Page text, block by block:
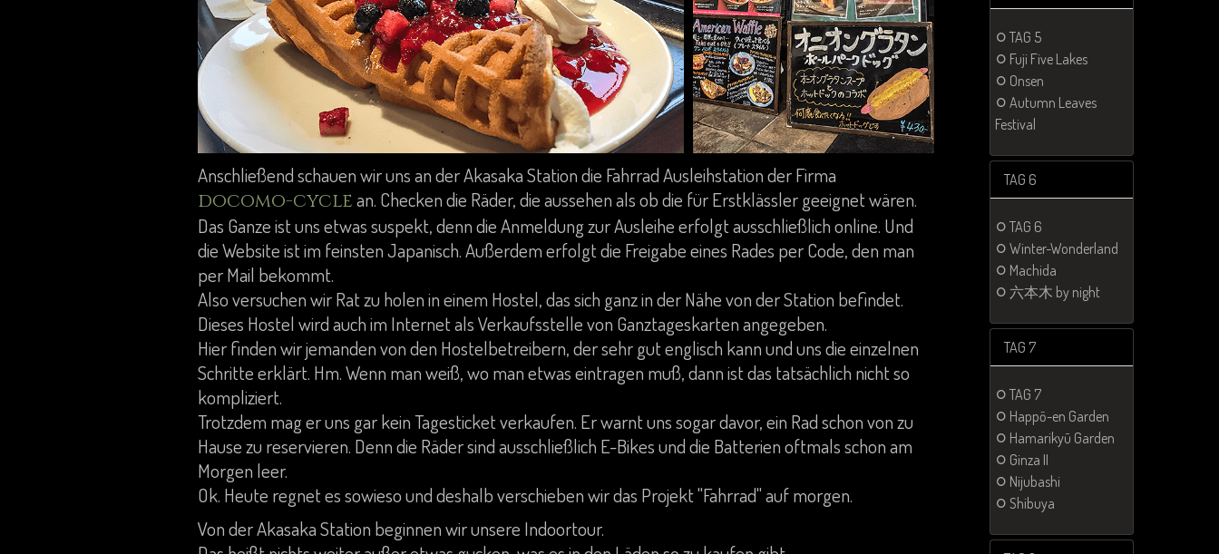
Anschließend schauen wir uns an der Akasaka Station die Fahrrad Ausleihstation der Firma
docomo-cyclean. Checken die Räder, die aussehen als ob die für Erstklässler geeignet wären.
Das Ganze ist uns etwas suspekt, denn die Anmeldung zur Ausleihe erfolgt ausschließlich online. Und
die Website ist im feinsten Japanisch. Außerdem erfolgt die Freigabe eines Rades per Code, den man
per Mail bekommt.
Also versuchen wir Rat zu holen in einem Hostel, das sich ganz in der Nähe von der Station befindet.
Dieses Hostel wird auch im Internet als Verkaufsstelle von Ganztageskarten angegeben.
Hier finden wir jemanden von den Hostelbetreibern, der sehr gut englisch kann und uns die einzelnen
Schritte erklärt. Hm. Wenn man weiß, wo man etwas eintragen muß, dann ist das tatsächlich nicht so
kompliziert.
Trotzdem mag er uns gar kein Tagesticket verkaufen. Er warnt uns sogar davor, ein Rad schon von zu
Hause zu reservieren. Denn die Räder sind ausschließlich E-Bikes und die Batterien oftmals schon am
Morgen leer.
Ok. Heute regnet es sowieso und deshalb verschieben wir das Projekt "Fahrrad" auf morgen.
Von der Akasaka Station beginnen wir unsere Indoortour.
TAG 5
Fuji Five Lakes
Onsen
Autumn Leaves
Festival
TAG 6
TAG 6
Winter-Wonderland
Machida
六本木 by night
TAG 7
TAG 7
Happō-en Garden
Hamarikyū Garden
Ginza II
Nijubashi
Shibuya